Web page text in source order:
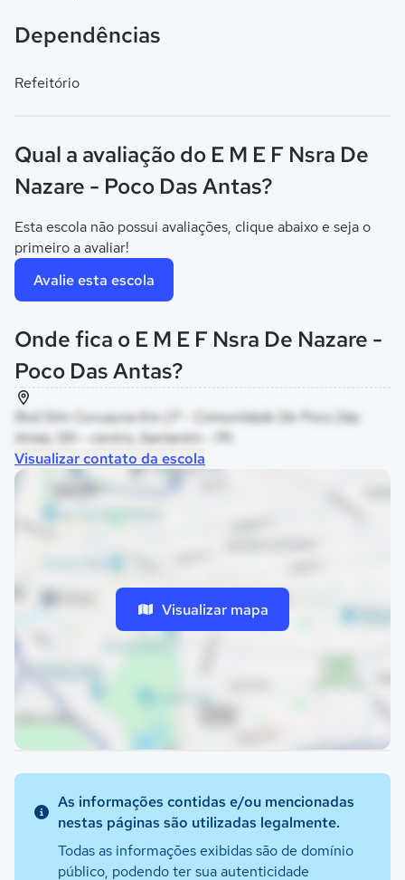
Dependências
Refeitório
Qual a avaliação do E M E F Nsra De
Nazare - Poco Das Antas?
Esta escola não possui avaliações, clique abaixo e seja o
primeiro a avaliar!
Avalie esta escola
Onde fica o E M E F Nsra De Nazare -
Poco Das Antas?
Rod Stm Curuauna Km 27 - Comunidade De Poco Das
Antas, SN - centro, Santarém - PA
Visualizar contato da escola
Visualizar mapa
As informações contidas e/ou mencionadas
nestas páginas são utilizadas legalmente.
Todas as informações exibidas são de domínio
público, podendo ter sua autenticidade